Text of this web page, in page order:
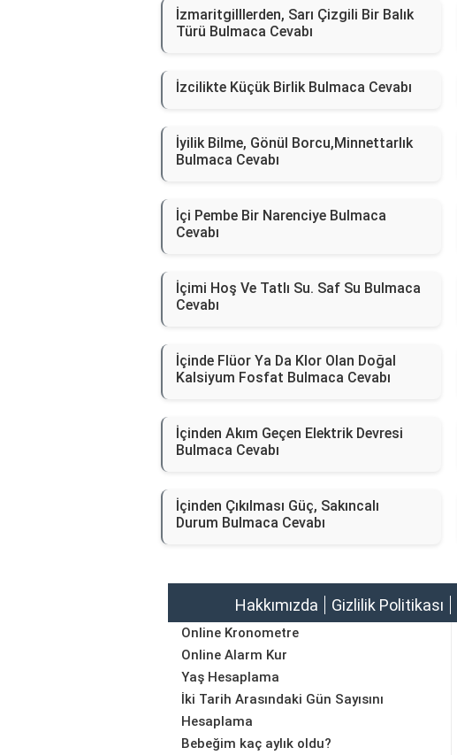
İzmaritgilllerden, Sarı Çizgili Bir Balık
Türü Bulmaca Cevabı
İzcilikte Küçük Birlik Bulmaca Cevabı
İyilik Bilme, Gönül Borcu,Minnettarlık
Bulmaca Cevabı
İçi Pembe Bir Narenciye Bulmaca
Cevabı
İçimi Hoş Ve Tatlı Su. Saf Su Bulmaca
Cevabı
İçinde Flüor Ya Da Klor Olan Doğal
Kalsiyum Fosfat Bulmaca Cevabı
İçinden Akım Geçen Elektrik Devresi
Bulmaca Cevabı
İçinden Çıkılması Güç, Sakıncalı
Durum Bulmaca Cevabı
Hakkımızda Gizlilik Politikası
Online Kronometre
Online Alarm Kur
Yaş Hesaplama
İki Tarih Arasındaki Gün Sayısını
Hesaplama
Bebeğim kaç aylık oldu?